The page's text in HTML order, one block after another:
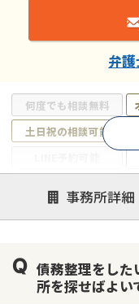
何度でも相談無料
土日祝の相談可能
個人再生
会社破産・法人破産
弁
事務所詳細
債務整理をした
所を探せばよい